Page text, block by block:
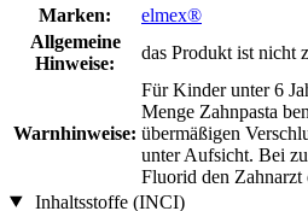
Marken:
elmex®
Allgemeine
Hinweise:
das Produkt ist nicht
Warnhinweise:
Für Kinder unter 6
Menge Zahnpasta
übermäßigen
unter Aufsicht. Bei
Fluorid den Zahnarzt
Inhaltsstoffe (INCI)